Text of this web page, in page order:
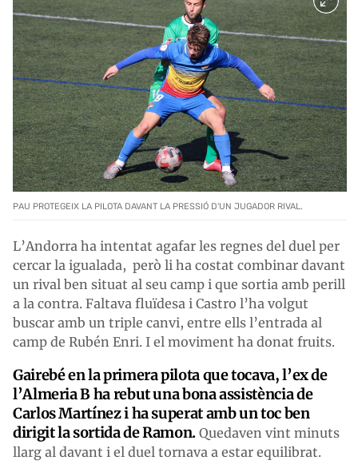
PAU PROTEGEIX LA PILOTA DAVANT LA PRESSIÓ D'UN JUGADOR RIVAL.
L’Andorra ha intentat agafar les regnes del duel per
cercar la igualada, però li ha costat combinar davant
un rival ben situat al seu camp i que sortia amb perill
a la contra. Faltava fluïdesa i Castro l’ha volgut
buscar amb un triple canvi, entre ells l’entrada al
camp de Rubén Enri. I el moviment ha donat fruits.
Gairebé en la primera pilota que tocava, l’ex de
l’Almeria B ha rebut una bona assistència de
Carlos Martínez i ha superat amb un toc ben
dirigit la sortida de Ramon. Quedaven vint minuts
llarg al davant i el duel tornava a estar equilibrat.